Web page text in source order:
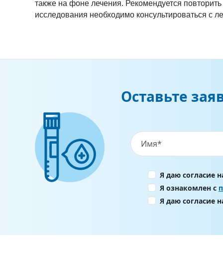
также на фоне лечения. Рекомендуется
исследования необходимо консультироваться с
Оставьте
Я даю согласие
Я ознакомлен с
Я даю согласие